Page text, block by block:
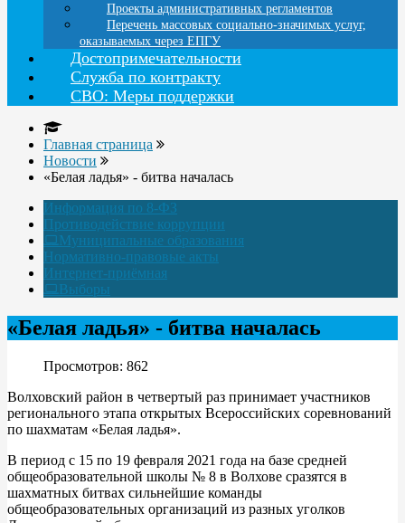
Проекты административных регламентов
Перечень массовых социально-значимых услуг,
оказываемых через ЕПГУ
Достопримечательности
Служба по контракту
СВО: Меры поддержки
Главная страница
Новости
«Белая ладья» - битва началась
Информация по 8-ФЗ
Противодействие коррупции
Муниципальные образования
Нормативно-правовые акты
Интернет-приёмная
Выборы
«Белая ладья» - битва началась
Просмотров: 862
Волховский район в четвертый раз принимает участников
регионального этапа открытых Всероссийских соревнований
по шахматам «Белая ладья».
В период с 15 по 19 февраля 2021 года на базе средней
общеобразовательной школы № 8 в Волхове сразятся в
шахматных битвах сильнейшие команды
общеобразовательных организаций из разных уголков